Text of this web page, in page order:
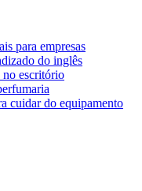
para empresas
do inglês
no escritório
cuidar do equipamento